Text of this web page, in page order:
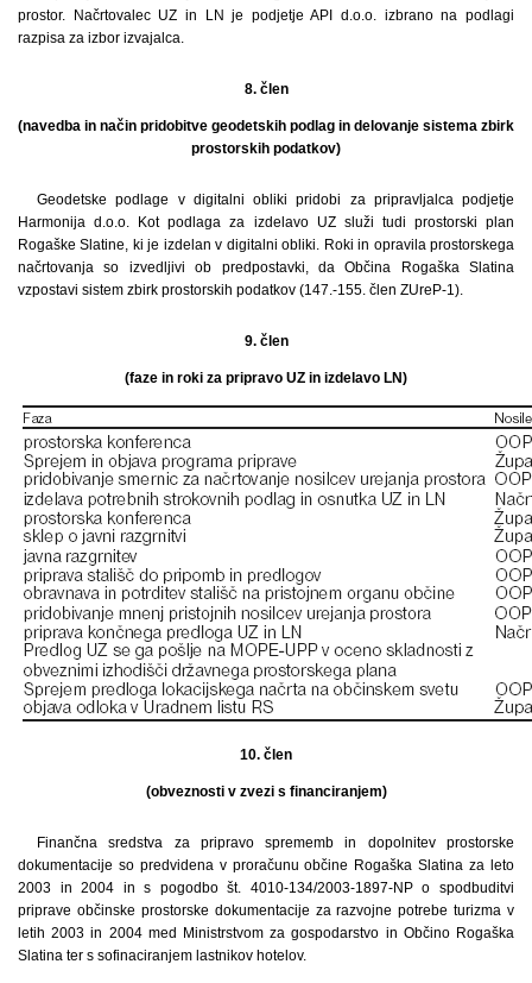
prostor. Načrtovalec UZ in LN je podjetje API d.o.o. izbrano na podlagi
razpisa za izbor izvajalca.
8. člen
(navedba in način pridobitve geodetskih podlag in delovanje sistema zbirk
prostorskih podatkov)
Geodetske podlage v digitalni obliki pridobi za pripravljalca podjetje
Harmonija d.o.o. Kot podlaga za izdelavo UZ služi tudi prostorski plan
Rogaške Slatine, ki je izdelan v digitalni obliki. Roki in opravila prostorskega
načrtovanja so izvedljivi ob predpostavki, da Občina Rogaška Slatina
vzpostavi sistem zbirk prostorskih podatkov (147.-155. člen ZUreP-1).
9. člen
(faze in roki za pripravo UZ in izdelavo LN)
10. člen
(obveznosti v zvezi s financiranjem)
Finančna sredstva za pripravo sprememb in dopolnitev prostorske
dokumentacije so predvidena v proračunu občine Rogaška Slatina za leto
2003 in 2004 in s pogodbo št. 4010-134/2003-1897-NP o spodbuditvi
priprave občinske prostorske dokumentacije za razvojne potrebe turizma v
letih 2003 in 2004 med Ministrstvom za gospodarstvo in Občino Rogaška
Slatina ter s sofinaciranjem lastnikov hotelov.